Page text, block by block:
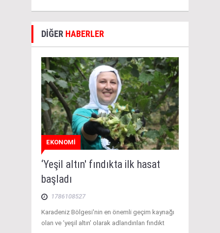
DİĞER HABERLER
EKONOMİ
‘Yeşil altın' fındıkta ilk hasat
başladı
1786108527
Karadeniz Bölgesi'nin en önemli geçim kaynağı
olan ve ‘yeşil altın' olarak adlandırılan fındıkt